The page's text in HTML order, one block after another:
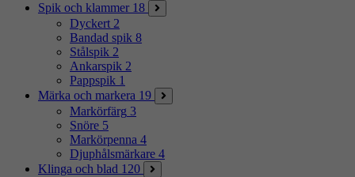
Spik och klammer 18
Dyckert 2
Bandad spik 8
Stålspik 2
Ankarspik 2
Pappspik 1
Märka och markera 19
Markörfärg 3
Snöre 5
Markörpenna 4
Djuphålsmärkare 4
Klinga och blad 120